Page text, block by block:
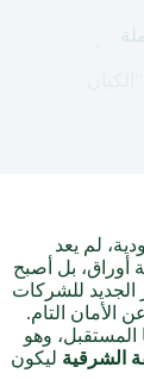
لم يعد
أوراق، بل أصبح
الجديد للشركات
الأمان التام.
المستقبل، وهو
الشرقية ليكون